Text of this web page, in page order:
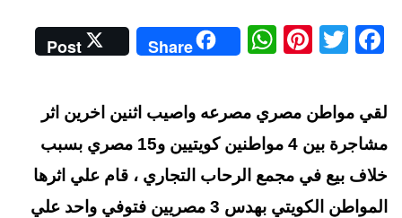
Fa
bo
ok
T
r
Pi
es
t
W
ha
A
pp
Share
Post
لقي مواطن مصري مصرعه واصيب اثنين اخرين اثر
مشاجرة بين 4 مواطنين كويتيين و15 مصري بسبب
خلاف بيع في مجمع الرحاب التجاري ، قام علي اثرها
المواطن الكويتي بهدس 3 مصريين فتوفي واحد علي